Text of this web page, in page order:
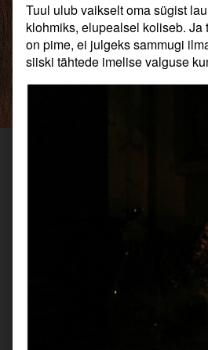
Tuul ulub vaikselt oma sügist
klohmiks, elupealsel koliseb.
on pime, ei julgeks sammugi
siiski tähtede imelise valguse